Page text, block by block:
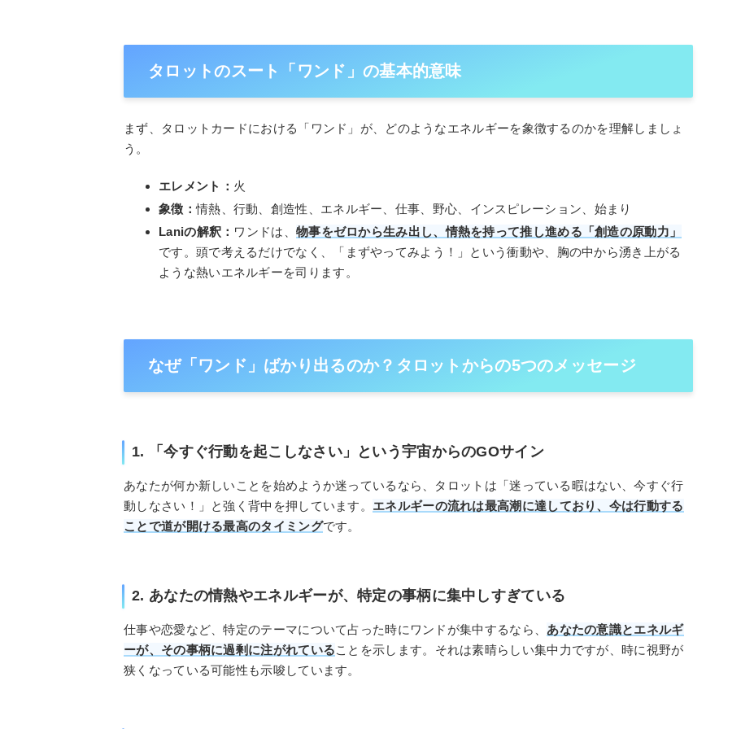
タロットのスート「ワンド」の基本的意味
まず、タロットカードにおける「ワンド」が、どのようなエネルギーを象徴するのかを理解しましょ
う。
エレメント： 火
象徴：情熱、行動、創造性、エネルギー、仕事、野心、インスピレーション、始まり
Laniの解釈： ワンドは、 物事をゼロから生み出し、情熱を持って推し進める「創造の原動力」
です。頭で考えるだけでなく、「まずやってみよう！」という衝動や、胸の中から湧き上がる
ような熱いエネルギーを司ります。
なぜ「ワンド」ばかり出るのか？タロットからの5つのメッセージ
1. 「今すぐ行動を起こしなさい」という宇宙からのGOサイン
あなたが何か新しいことを始めようか迷っているなら、タロットは「迷っている暇はない、今すぐ行
動しなさい！」と強く背中を押しています。 エネルギーの流れは最高潮に達しており、今は行動する
ことで道が開ける最高のタイミングです。
2. あなたの情熱やエネルギーが、特定の事柄に集中しすぎている
仕事や恋愛など、特定のテーマについて占った時にワンドが集中するなら、あなたの意識とエネルギ
ーが、その事柄に過剰に注がれていることを示します。それは素晴らしい集中力ですが、時に視野が
狭くなっている可能性も示唆しています。